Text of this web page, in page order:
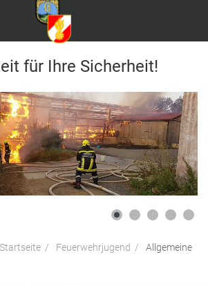
für Ihre Sicherheit!
Startseite Feuerwehrjugend
Allgemeine